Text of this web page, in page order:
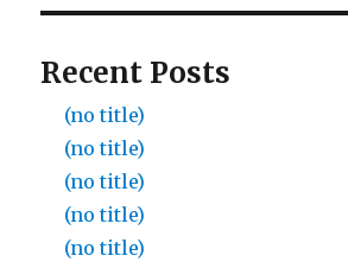
Recent Posts
(no title)
(no title)
(no title)
(no title)
(no title)